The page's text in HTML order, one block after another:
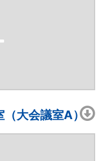
（大会議室A）